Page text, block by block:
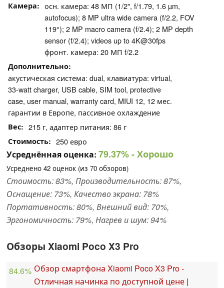
Камера
осн. камера: 48 МП (1/2", f/1.79, 1.6 µm,
autofocus); 8 MP ultra wide camera (f/2.2, FOV
119°); 2 MP macro camera (f/2.4); 2 MP depth
sensor (f/2.4); videos up to 4K@30fps
фронт. камера: 20 МП f/2.2
Дополнительно
акустическая система: dual, клавиатура: virtual,
33-watt charger, USB cable, SIM tool, protective
case, user manual, warranty card, MIUI 12, 12 мес.
гарантии в Европе, пассивное охлаждение
Вес 215 г, адаптер питания: 86 г
Стоимость 250 евро
Усреднённая оценка: 79.37%- Хорошо
Усреднено 42 оценок (из 70 обзоров)
Стоимость: 83%, Производительность: 87%,
Оснащение: 73%, Качество экрана: 78%
Портативность: 80%, Внешний вид: 70%,
Эргономичность: 79%, Нагрев и шум: 94%
Обзоры Xiaomi Poco X3 Pro
84.6% Обзор смартфона Xiaomi Poco X3 Pro -
Отличная начинка по доступной цене |